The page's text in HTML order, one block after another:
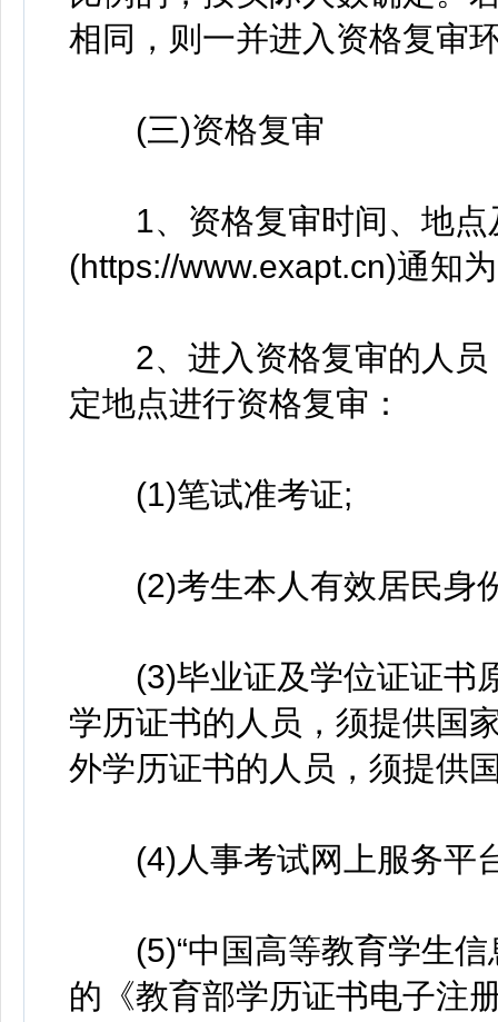
相同，则一并进入资格复审
(三)资格复审
1、资格复审时间、地点
(https://www.exapt.cn)通知
2、进入资格复审的人员
定地点进行资格复审：
(1)笔试准考证;
(2)考生本人有效居民身
(3)毕业证及学位证证书
学历证书的人员，须提供国
外学历证书的人员，须提供
(4)人事考试网上服务平
(5)“中国高等教育学生信
的《教育部学历证书电子注